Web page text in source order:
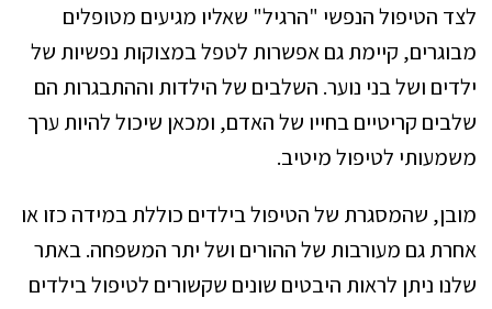
לצד הטיפול הנפשי "הרגיל" שאליו מגיעים מטופלים
מבוגרים, קיימת גם אפשרות לטפל במצוקות נפשיות של
ילדים ושל בני נוער. השלבים של הילדות וההתבגרות הם
שלבים קריטיים בחייו של האדם, ומכאן שיכול להיות ערך
משמעותי לטיפול מיטיב.
מובן, שהמסגרת של הטיפול בילדים כוללת במידה כזו או
אחרת גם מעורבות של ההורים ושל יתר המשפחה. באתר
שלנו ניתן לראות היבטים שונים שקשורים לטיפול בילדים